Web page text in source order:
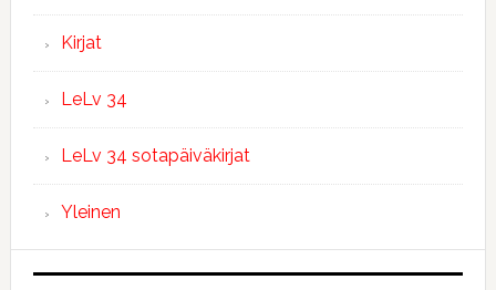
Kirjat
LeLv 34
LeLv 34 sotapäiväkirjat
Yleinen